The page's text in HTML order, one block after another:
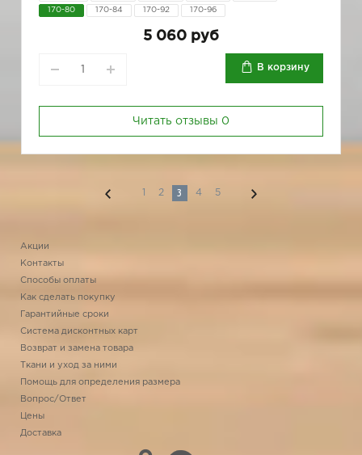
170-80 170-84 170-92 170-96
5 060 руб
В корзину
Читать отзывы 0
1 2 3 4 5
Акции
Контакты
Способы оплаты
Как сделать покупку
Гарантийные сроки
Система дисконтных карт
Возврат и замена товара
Ткани и уход за ними
Помощь для определения размера
Вопрос/Ответ
Цены
Доставка